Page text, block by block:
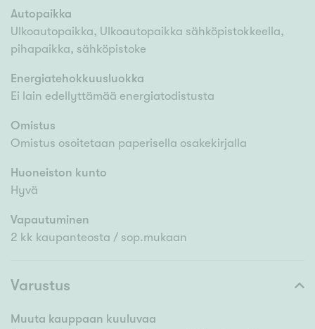
Autopaikka
Ulkoautopaikka, Ulkoautopaikka sähköpistokkeella,
pihapaikka, sähköpistoke
Energiatehokkuusluokka
Ei lain edellyttämää energiatodistusta
Omistus
Omistus osoitetaan paperisella osakekirjalla
Huoneiston kunto
Hyvä
Vapautuminen
2 kk kaupanteosta / sop.mukaan
Varustus
Muuta kauppaan kuuluvaa